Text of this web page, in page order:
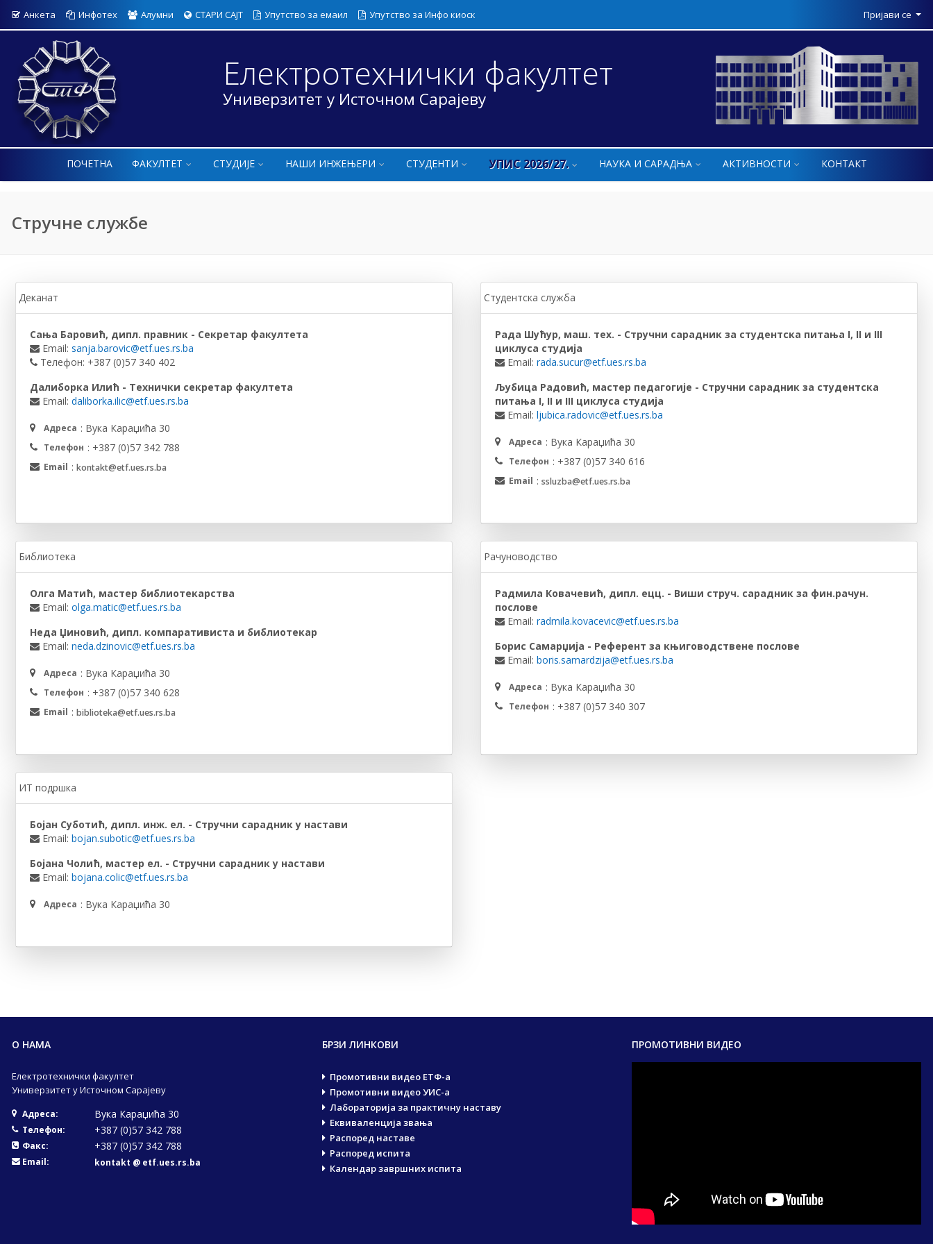
Анкета Инфотех Алумни СТАРИ САЈТ Упутство за емаил Упутство за Инфо киоск Пријави се
Електротехнички факултет
Универзитет у Источном Сарајеву
ПОЧЕТНА ФАКУЛТЕТ СТУДИЈЕ НАШИ ИНЖЕЊЕРИ СТУДЕНТИ УПИС 2026/27. НАУКА И САРАДЊА АКТИВНОСТИ КОНТАКТ
Стручне службе
Деканат
Сања Баровић, дипл. правник - Секретар факултета
Email: sanja.barovic@etf.ues.rs.ba
Телефон: +387 (0)57 340 402
Далиборка Илић - Технички секретар факултета
Email: daliborka.ilic@etf.ues.rs.ba
Адреса : Вука Караџића 30
Телефон : +387 (0)57 342 788
Email : kontakt@etf.ues.rs.ba
Студентска служба
Рада Шућур, маш. тех. - Стручни сарадник за студентска питања I, II и III
циклуса студија
Email: rada.sucur@etf.ues.rs.ba
Љубица Радовић, мастер педагогије - Стручни сарадник за студентска
питања I, II и III циклуса студија
Email: ljubica.radovic@etf.ues.rs.ba
Адреса : Вука Караџића 30
Телефон : +387 (0)57 340 616
Email : ssluzba@etf.ues.rs.ba
Библиотека
Олга Матић, мастер библиотекарства
Email: olga.matic@etf.ues.rs.ba
Неда Џиновић, дипл. компаративиста и библиотекар
Email: neda.dzinovic@etf.ues.rs.ba
Адреса : Вука Караџића 30
Телефон : +387 (0)57 340 628
Email : biblioteka@etf.ues.rs.ba
Рачуноводство
Радмила Ковачевић, дипл. ецц. - Виши струч. сарадник за фин.рачун.
послове
Email: radmila.kovacevic@etf.ues.rs.ba
Борис Самарџија - Референт за књиговодствене послове
Email: boris.samardzija@etf.ues.rs.ba
Адреса : Вука Караџића 30
Телефон : +387 (0)57 340 307
ИТ подршка
Бојан Суботић, дипл. инж. ел. - Стручни сарадник у настави
Email: bojan.subotic@etf.ues.rs.ba
Бојана Чолић, мастер ел. - Стручни сарадник у настави
Email: bojana.colic@etf.ues.rs.ba
Адреса : Вука Караџића 30
О НАМА
Електротехнички факултет
Универзитет у Источном Сарајеву
Адреса: Вука Караџића 30
Телефон: +387 (0)57 342 788
Факс: +387 (0)57 342 788
Email: kontakt @ etf.ues.rs.ba
БРЗИ ЛИНКОВИ
Промотивни видео ЕТФ-а
Промотивни видео УИС-а
Лабораторија за практичну наставу
Еквиваленција звања
Распоред наставе
Распоред испита
Календар завршних испита
ПРОМОТИВНИ ВИДЕО